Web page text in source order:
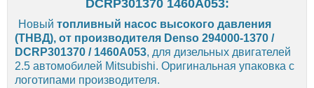
DCRP301370 1460A053:
Новый топливный насос высокого давления
(ТНВД), от производителя Denso 294000-1370 /
DCRP301370 / 1460A053, для дизельных двигателей
2.5 автомобилей Mitsubishi. Оригинальная упаковка с
логотипами производителя.